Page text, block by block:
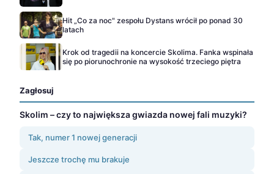
Hit „Co za noc" zespołu Dystans wrócił po ponad 30
latach
Krok od tragedii na koncercie Skolima. Fanka wspinała
się po piorunochronie na wysokość trzeciego piętra
Zagłosuj
Skolim – czy to największa gwiazda nowej fali muzyki?
Tak, numer 1 nowej generacji
Jeszcze trochę mu brakuje